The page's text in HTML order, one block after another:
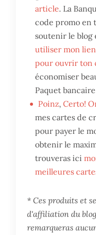
article. La
code promo en
soutenir le blog
utiliser mon
pour ouvrir ton
économiser
Paquet
Poinz,Certo!
mes cartes de
pour payer le
obtenir le
trouveras ici
meilleures
* Ces produits et
d'affiliation du
remarqueras